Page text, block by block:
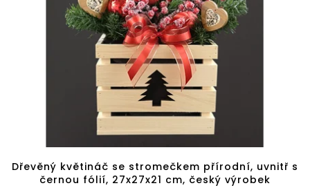
Dřevěný květináč se stromečkem přírodní, uvnitř s
černou fólií, 27x27x21 cm, český výrobek